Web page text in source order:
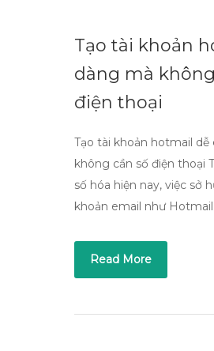
Tạo tài khoản
dàng mà
điện thoại
Tạo tài khoản hotmail dễ
không cần số điện thoại
số hóa hiện nay, việc sở
khoản email như
Read More